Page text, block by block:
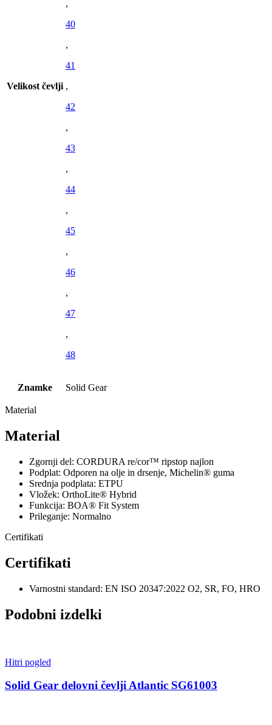
Velikost čevlji
,
40
,
41
,
42
,
43
,
44
,
45
,
46
,
47
,
48
Znamke Solid Gear
Material
Material
Zgornji del: CORDURA re/cor™ ripstop najlon
Podplat: Odporen na olje in drsenje, Michelin® guma
Srednja podplata: ETPU
Vložek: OrthoLite® Hybrid
Funkcija: BOA® Fit System
Prileganje: Normalno
Certifikati
Certifikati
Varnostni standard: EN ISO 20347:2022 O2, SR, FO, HRO
Podobni izdelki
Hitri pogled
Solid Gear delovni čevlji Atlantic SG61003